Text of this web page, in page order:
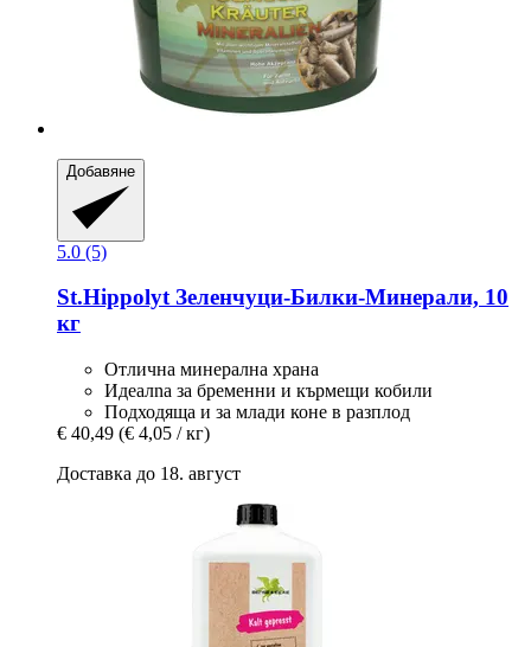
Добавяне
5.0 (5)
St.HippolytЗеленчуци-​Билки-​Минерали, 10
кг
Отлична минерална храна
Идеалna за бременни и кърмещи кобили
Подходящa и за млади коне в разплод
€ 40,49 (€ 4,05 / кг)
Доставка до 18. август